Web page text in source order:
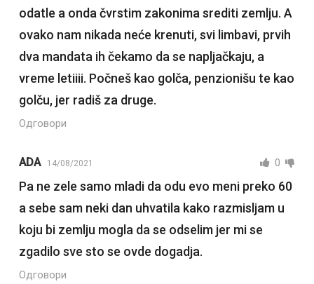
odatle a onda čvrstim zakonima srediti zemlju. A
ovako nam nikada neće krenuti, svi limbavi, prvih
dva mandata ih čekamo da se napljačkaju, a
vreme letiiii. Počneš kao golča, penzionišu te kao
golču, jer radiš za druge.
Одговори
ADA 14/08/2021 0
Pa ne zele samo mladi da odu evo meni preko 60
a sebe sam neki dan uhvatila kako razmisljam u
koju bi zemlju mogla da se odselim jer mi se
zgadilo sve sto se ovde dogadja.
Одговори